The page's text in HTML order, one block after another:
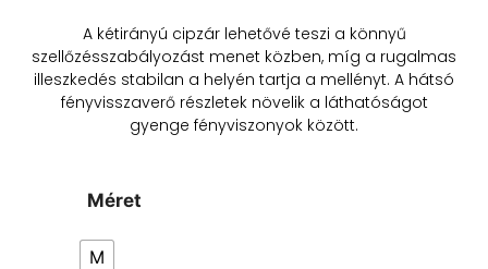
A kétirányú cipzár lehetővé teszi a könnyű
szellőzésszabályozást menet közben, míg a rugalmas
illeszkedés stabilan a helyén tartja a mellényt. A hátsó
fényvisszaverő részletek növelik a láthatóságot
gyenge fényviszonyok között.
Méret
M